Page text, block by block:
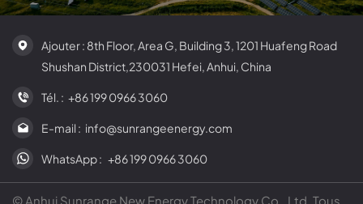
Ajouter : 8th Floor, Area G, Building 3, 1201 Huafeng Road
Shushan District,230031 Hefei, Anhui, China
Tél. : +86 199 0966 3060
E-mail : info@sunrangeenergy.com
WhatsApp : +86 199 0966 3060
© Anhui Sunrange New Energy Technology Co., Ltd. Tous